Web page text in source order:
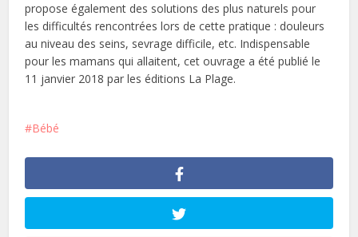
propose également des solutions des plus naturels pour
les difficultés rencontrées lors de cette pratique : douleurs
au niveau des seins, sevrage difficile, etc. Indispensable
pour les mamans qui allaitent, cet ouvrage a été publié le
11 janvier 2018 par les éditions La Plage.
Bébé